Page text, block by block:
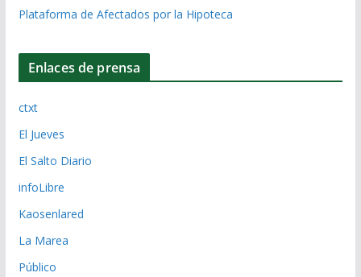
Plataforma de Afectados por la Hipoteca
Enlaces de prensa
ctxt
El Jueves
El Salto Diario
infoLibre
Kaosenlared
La Marea
Público